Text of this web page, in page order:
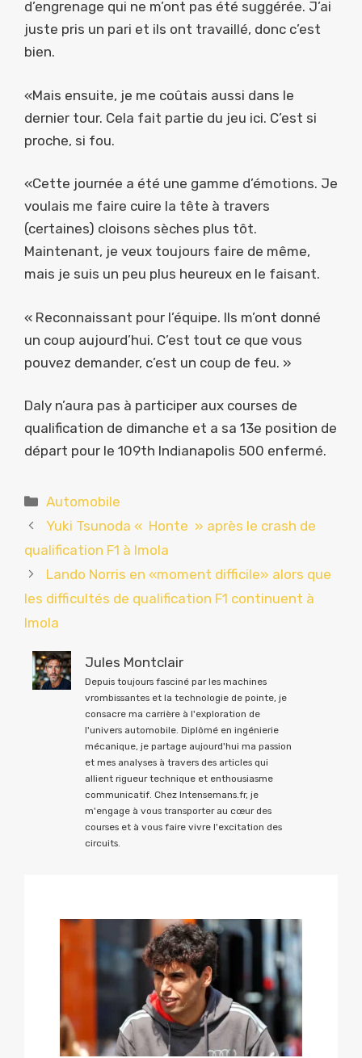
d’engrenage qui ne m’ont pas été suggérée. J’ai
juste pris un pari et ils ont travaillé, donc c’est
bien.
«Mais ensuite, je me coûtais aussi dans le
dernier tour. Cela fait partie du jeu ici. C’est si
proche, si fou.
«Cette journée a été une gamme d’émotions. Je
voulais me faire cuire la tête à travers
(certaines) cloisons sèches plus tôt.
Maintenant, je veux toujours faire de même,
mais je suis un peu plus heureux en le faisant.
« Reconnaissant pour l’équipe. Ils m’ont donné
un coup aujourd’hui. C’est tout ce que vous
pouvez demander, c’est un coup de feu. »
Daly n’aura pas à participer aux courses de
qualification de dimanche et a sa 13e position de
départ pour le 109th Indianapolis 500 enfermé.
Catégories
Automobile
Yuki Tsunoda « Honte » après le crash de
qualification F1 à Imola
Lando Norris en «moment difficile» alors que
les difficultés de qualification F1 continuent à
Imola
Jules Montclair
Depuis toujours fasciné par les machines
vrombissantes et la technologie de pointe, je
consacre ma carrière à l'exploration de
l'univers automobile. Diplômé en ingénierie
mécanique, je partage aujourd'hui ma passion
et mes analyses à travers des articles qui
allient rigueur technique et enthousiasme
communicatif. Chez Intensemans.fr, je
m'engage à vous transporter au cœur des
courses et à vous faire vivre l'excitation des
circuits.